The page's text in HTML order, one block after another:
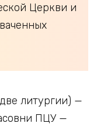
Церкви и
литургии) —
ПЦУ —